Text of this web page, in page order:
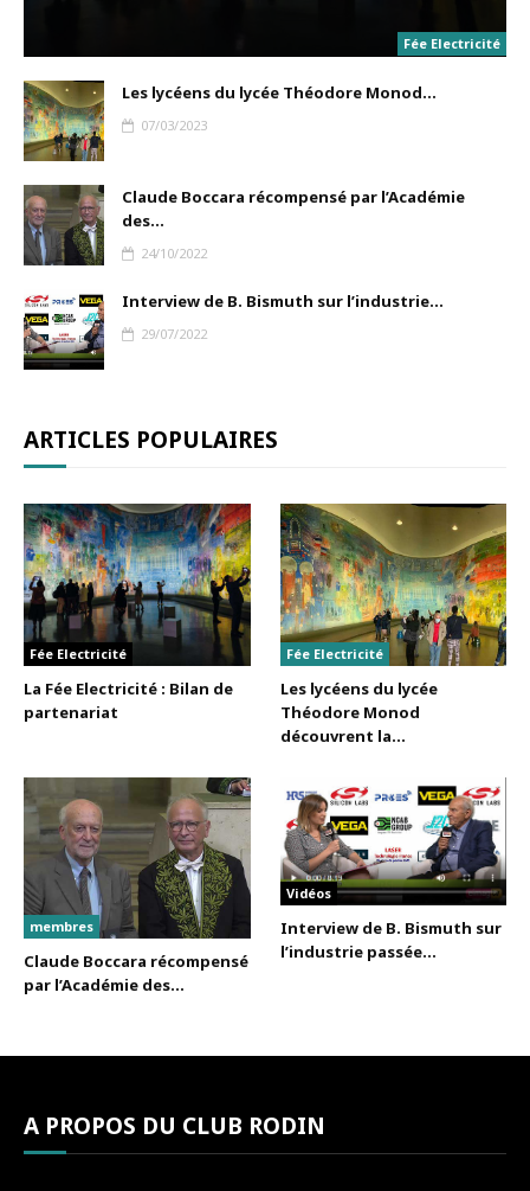
Fée Electricité
Les lycéens du lycée Théodore Monod...
07/03/2023
Claude Boccara récompensé par l’Académie
des...
24/10/2022
Interview de B. Bismuth sur l’industrie...
29/07/2022
ARTICLES POPULAIRES
Fée Electricité
La Fée Electricité : Bilan de
partenariat
Fée Electricité
Les lycéens du lycée
Théodore Monod
découvrent la...
membres
Claude Boccara récompensé
par l’Académie des...
Vidéos
Interview de B. Bismuth sur
l’industrie passée...
A PROPOS DU CLUB RODIN